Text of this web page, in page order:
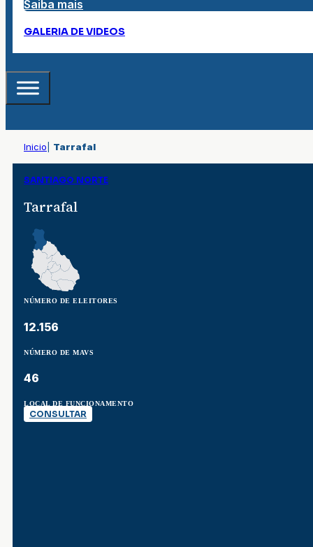
Saiba mais
GALERIA DE VIDEOS
Inicio Tarrafal
SANTIAGO NORTE
Tarrafal
NÚMERO DE ELEITORES
12.156
NÚMERO DE MAVS
46
LOCAL DE FUNCIONAMENTO
CONSULTAR